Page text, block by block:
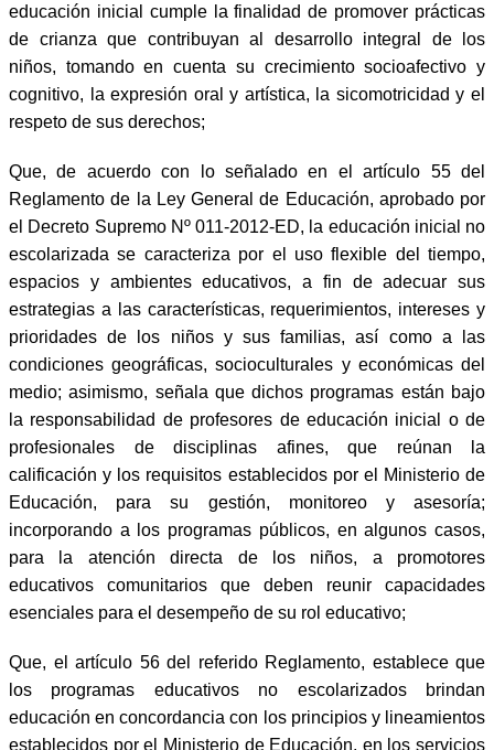
educación inicial cumple la finalidad de promover prácticas
de crianza que contribuyan al desarrollo integral de los
niños, tomando en cuenta su crecimiento socioafectivo y
cognitivo, la expresión oral y artística, la sicomotricidad y el
respeto de sus derechos;
Que, de acuerdo con lo señalado en el artículo 55 del
Reglamento de la Ley General de Educación, aprobado por
el Decreto Supremo Nº 011-2012-ED, la educación inicial no
escolarizada se caracteriza por el uso flexible del tiempo,
espacios y ambientes educativos, a fin de adecuar sus
estrategias a las características, requerimientos, intereses y
prioridades de los niños y sus familias, así como a las
condiciones geográficas, socioculturales y económicas del
medio; asimismo, señala que dichos programas están bajo
la responsabilidad de profesores de educación inicial o de
profesionales de disciplinas afines, que reúnan la
calificación y los requisitos establecidos por el Ministerio de
Educación, para su gestión, monitoreo y asesoría;
incorporando a los programas públicos, en algunos casos,
para la atención directa de los niños, a promotores
educativos comunitarios que deben reunir capacidades
esenciales para el desempeño de su rol educativo;
Que, el artículo 56 del referido Reglamento, establece que
los programas educativos no escolarizados brindan
educación en concordancia con los principios y lineamientos
establecidos por el Ministerio de Educación, en los servicios